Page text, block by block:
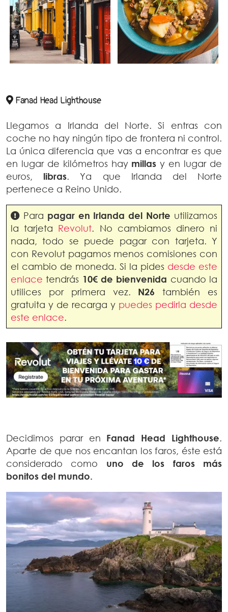
Fanad Head Lighthouse
Llegamos a Irlanda del Norte. Si entras con
coche no hay ningún tipo de frontera ni control.
La única diferencia que vas a encontrar es que
en lugar de kilómetros hay millas y en lugar de
euros, libras. Ya que Irlanda del Norte
pertenece a Reino Unido.
Para pagar en Irlanda del Norte utilizamos
la tarjeta Revolut. No cambiamos dinero ni
nada, todo se puede pagar con tarjeta. Y
con Revolut pagamos menos comisiones con
el cambio de moneda. Si la pides desde este
enlace tendrás 10€ de bienvenida cuando la
utilices por primera vez. N26 también es
gratuita y de recarga y puedes pedirla desde
este enlace.
Decidimos parar en Fanad Head Lighthouse.
Aparte de que nos encantan los faros, éste está
considerado como uno de los faros más
bonitos del mundo.